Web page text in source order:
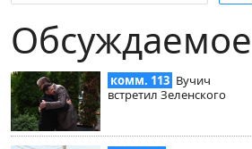
Обсуждаемое
комм. 113 Вучич
встретил Зеленского